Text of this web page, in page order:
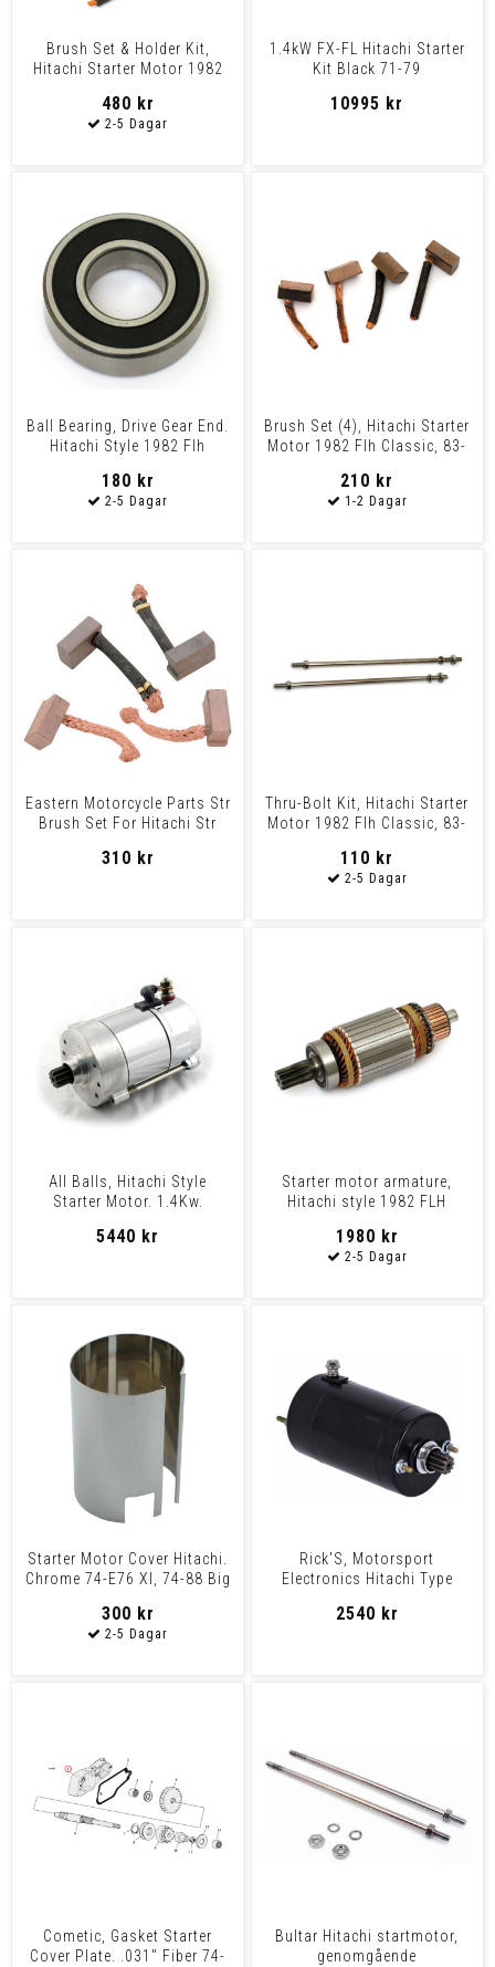
Brush Set & Holder Kit,
Hitachi Starter Motor 1982
480 kr
1.4kW FX-FL Hitachi Starter
Kit Black 71-79
10995 kr
Ball Bearing, Drive Gear End.
Hitachi Style 1982 Flh
180 kr
Brush Set (4), Hitachi Starter
Motor 1982 Flh Classic, 83-
210 kr
Eastern Motorcycle Parts Str
Brush Set For Hitachi Str
310 kr
Thru-Bolt Kit, Hitachi Starter
Motor 1982 Flh Classic, 83-
110 kr
All Balls, Hitachi Style
Starter Motor. 1.4Kw.
5440 kr
Starter motor armature,
Hitachi style 1982 FLH
1980 kr
Starter Motor Cover Hitachi.
Chrome 74-E76 Xl, 74-88 Big
300 kr
Rick'S, Motorsport
Electronics Hitachi Type
2540 kr
Cometic, Gasket Starter
Cover Plate. .031" Fiber 74-
Bultar Hitachi startmotor,
genomgående